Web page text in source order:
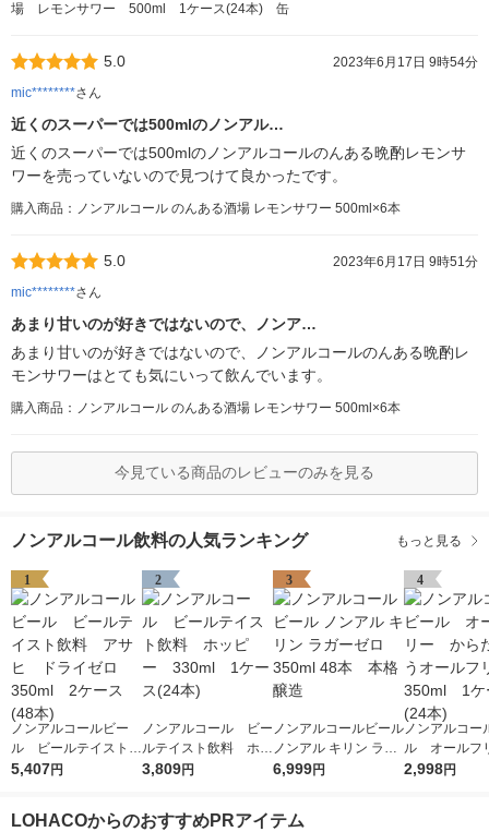
場 レモンサワー 500ml 1ケース(24本) 缶
5.0
2023年6月17日 9時54分
mic********さん
近くのスーパーでは500mlのノンアル…
近くのスーパーでは500mlのノンアルコールのんある晩酌レモンサ
ワーを売っていないので見つけて良かったです。
購入商品：ノンアルコール のんある酒場 レモンサワー 500ml×6本
5.0
2023年6月17日 9時51分
mic********さん
あまり甘いのが好きではないので、ノンア…
あまり甘いのが好きではないので、ノンアルコールのんある晩酌レ
モンサワーはとても気にいって飲んでいます。
購入商品：ノンアルコール のんある酒場 レモンサワー 500ml×6本
今見ている商品のレビューのみを見る
ノンアルコール飲料の人気ランキング もっと見る
1
ノンアルコールビー
ル ビールテイスト飲
料 アサヒ ドライゼ
5,407円
2
ノンアルコール ビー
ルテイスト飲料 ホッ
ピー 330ml 1ケー
3,809円
3
ノンアルコールビール
ノンアル キリン ラガ
ーゼロ 350ml 48本
6,999円
4
ノンアルコー
ル オールフ
らだを想うオ
2,998円
LOHACOからのおすすめPRアイテム